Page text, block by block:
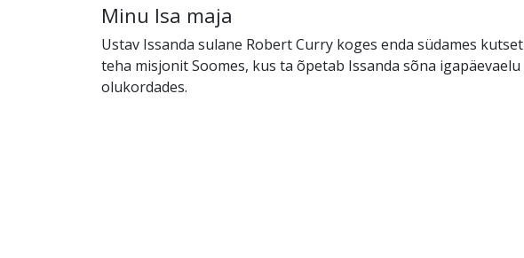
Minu Isa maja
Ustav Issanda sulane Robert Curry koges enda südames kutset
teha misjonit Soomes, kus ta õpetab Issanda sõna igapäevaelu
olukordades.